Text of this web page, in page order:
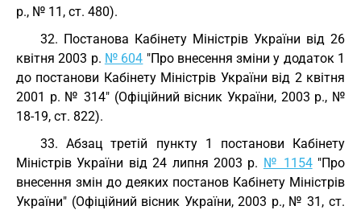
р., № 11, ст. 480).
32. Постанова Кабінету Міністрів України від 26
квітня 2003 р. № 604 "Про внесення зміни у додаток 1
до постанови Кабінету Міністрів України від 2 квітня
2001 р. № 314" (Офіційний вісник України, 2003 р., №
18-19, ст. 822).
33. Абзац третій пункту 1 постанови Кабінету
Міністрів України від 24 липня 2003 р. № 1154"Про
внесення змін до деяких постанов Кабінету Міністрів
України" (Офіційний вісник України, 2003 р., № 31, ст.